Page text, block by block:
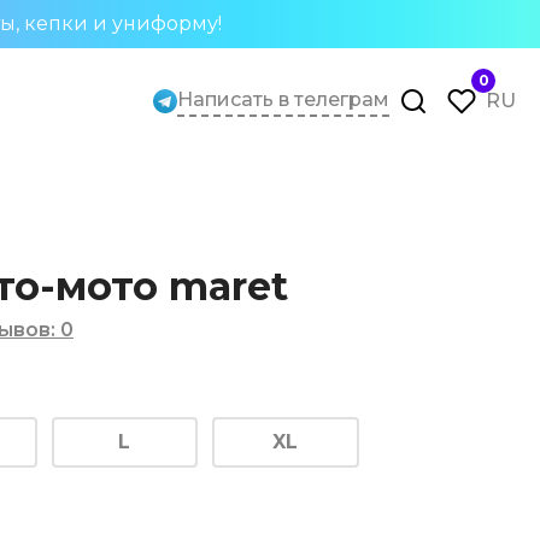
кепки и униформу!
Написать в телеграм
0
RU
мото maret
: 0
L XL